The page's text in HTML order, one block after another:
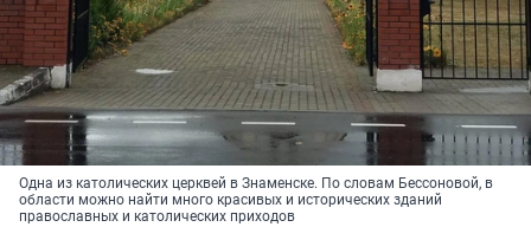
Одна из католических церквей в Знаменске. По словам Бессоновой, в
области можно найти много красивых и исторических зданий
православных и католических приходов